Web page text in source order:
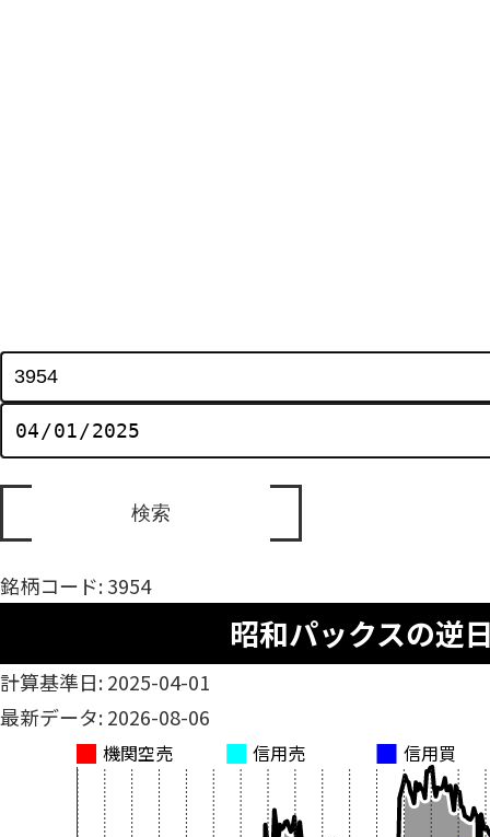
銘柄コード: 3954
昭和パックスの逆
計算基準日: 2025-04-01
最新データ: 2026-08-06
機関空売 信用売 信用買